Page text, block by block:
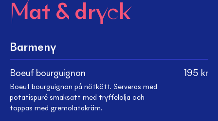
Mat & dryck
Barmeny
Boeuf bourguignon 195 kr
Boeuf bourguignon på nötkött. Serveras med
potatispuré smaksatt med tryffelolja och
toppas med gremolatakräm.